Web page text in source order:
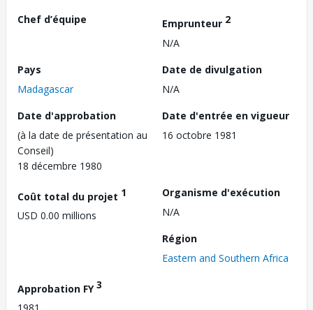
Chef d’équipe
Emprunteur 2
N/A
Pays
Madagascar
Date de divulgation
N/A
Date d'approbation
(à la date de présentation au
Conseil)
18 décembre 1980
Date d'entrée en vigueur
16 octobre 1981
Coût total du projet 1
USD 0.00 millions
Organisme d'exécution
N/A
Région
Eastern and Southern Africa
Approbation FY3